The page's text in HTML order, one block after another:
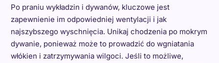
Po praniu wykładzin i dywanów, kluczowe jest
zapewnienie im odpowiedniej wentylacji i jak
najszybszego wyschnięcia. Unikaj chodzenia po mokrym
dywanie, ponieważ może to prowadzić do wgniatania
włókien i zatrzymywania wilgoci. Jeśli to możliwe,